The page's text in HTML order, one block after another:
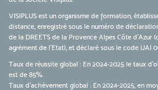
VISIPLUS est un organisme de formation,
distance, enregistré sous le numéro de
de la DREETS de la Provence Alpes Côte d’Azur
agrément de l’Etat), et déclaré sous le code UAI
Taux de réussite global : En 2024-2025 le taux
est de 85%.
Taux d’achèvement global : En 2024-2025, en